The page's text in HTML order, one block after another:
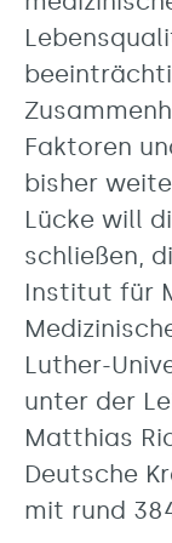
Faktoren
bisher
Lücke will
schließen,
Institut für
Luther-
unter der
Matthias
Deutsche
mit rund